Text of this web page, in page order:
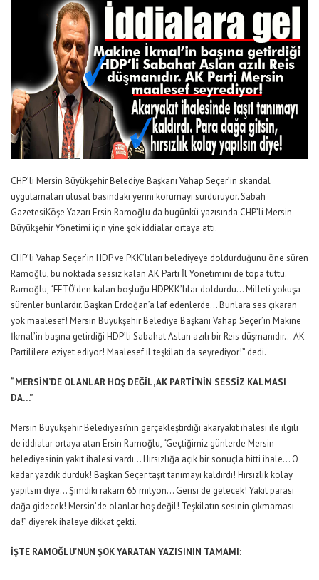
CHP’li Mersin Büyükşehir Belediye Başkanı Vahap Seçer’in skandal
uygulamaları ulusal basındaki yerini korumayı sürdürüyor. Sabah
GazetesiKöşe Yazarı Ersin Ramoğlu da bugünkü yazısında CHP’li Mersin
Büyükşehir Yönetimi için yine şok iddialar ortaya attı.
CHP’li Vahap Seçer’in HDP ve PKK’lıları belediyeye doldurduğunu öne süren
Ramoğlu, bu noktada sessiz kalan AK Parti İl Yönetimini de topa tuttu.
Ramoğlu, “FETÖ’den kalan boşluğu HDPKK’lılar doldurdu… Milleti yokuşa
sürenler bunlardır. Başkan Erdoğan’a laf edenlerde… Bunlara ses çıkaran
yok maalesef! Mersin Büyükşehir Belediye Başkanı Vahap Seçer’in Makine
İkmal’in başına getirdiği HDP’li Sabahat Aslan azılı bir Reis düşmanıdır… AK
Partililere eziyet ediyor! Maalesef il teşkilatı da seyrediyor!” dedi.
“MERSİN’DE OLANLAR HOŞ DEĞİL, AK PARTİ’NİN SESSİZ KALMASI
DA…”
Mersin Büyükşehir Belediyesi’nin gerçekleştirdiği akaryakıt ihalesi ile ilgili
de iddialar ortaya atan Ersin Ramoğlu, “Geçtiğimiz günlerde Mersin
belediyesinin yakıt ihalesi vardı… Hırsızlığa açık bir sonuçla bitti ihale… O
kadar yazdık durduk! Başkan Seçer taşıt tanımayı kaldırdı! Hırsızlık kolay
yapılsın diye… Şimdiki rakam 65 milyon… Gerisi de gelecek! Yakıt parası
dağa gidecek! Mersin’de olanlar hoş değil! Teşkilatın sesinin çıkmaması
da!” diyerek ihaleye dikkat çekti.
İŞTE RAMOĞLU’NUN ŞOK YARATAN YAZISININ TAMAMI: